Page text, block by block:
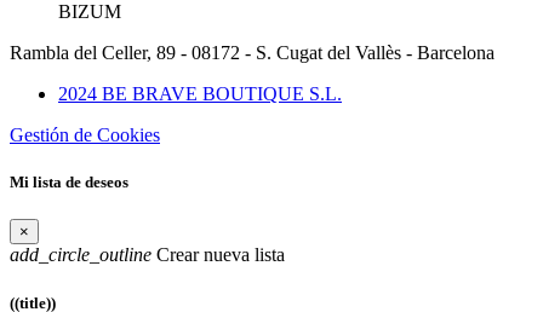
BIZUM
Rambla del Celler, 89 - 08172 - S. Cugat del Vallès - Barcelona
2024 BE BRAVE BOUTIQUE S.L.
Gestión de Cookies
Mi lista de deseos
×
add_circle_outline Crear nueva lista
((title))